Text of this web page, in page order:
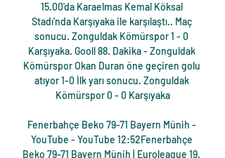
15.00'da Karaelmas Kemal Köksal
Stadı'nda Karşıyaka ile karşılaştı.. Maç
sonucu. Zonguldak Kömürspor 1 - 0
Karşıyaka. Gooll 88. Dakika - Zonguldak
Kömürspor Okan Duran öne geçiren golu
atıyor 1-0 İlk yarı sonucu. Zonguldak
Kömürspor 0 - 0 Karşıyaka
Fenerbahçe Beko 79-71 Bayern Münih -
YouTube - YouTube 12:52Fenerbahçe
Beko 79-71 Bayern Münih | Euroleague 19.